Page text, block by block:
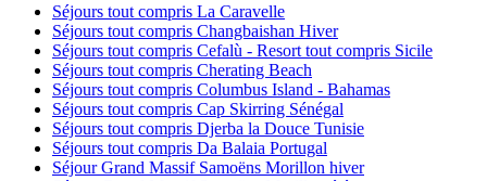
Séjours tout compris La Caravelle
Séjours tout compris Changbaishan Hiver
Séjours tout compris Cefalù - Resort tout compris Sicile
Séjours tout compris Cherating Beach
Séjours tout compris Columbus Island - Bahamas
Séjours tout compris Cap Skirring Sénégal
Séjours tout compris Djerba la Douce Tunisie
Séjours tout compris Da Balaia Portugal
Séjour Grand Massif Samoëns Morillon hiver